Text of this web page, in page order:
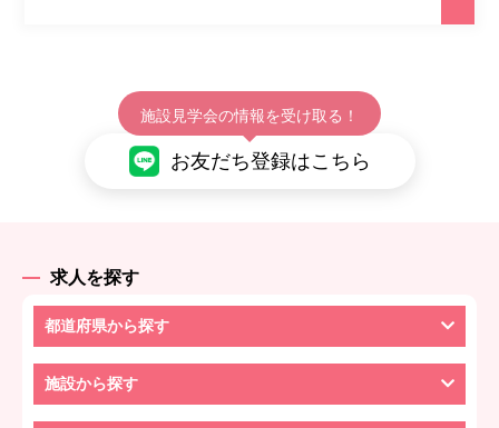
施設見学会の情報を受け取る！
お友だち登録はこちら
求人を探す
都道府県から探す
施設から探す